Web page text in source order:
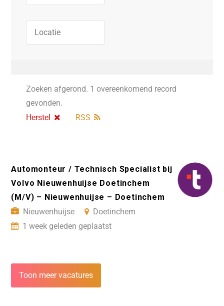
Zoeken afgerond. 1 overeenkomend record
gevonden.
Herstel
RSS
Automonteur / Technisch Specialist bij
Volvo Nieuwenhuijse Doetinchem
(M/V) – Nieuwenhuijse – Doetinchem
Nieuwenhuijse
Doetinchem
1 week geleden geplaatst
Toon meer vacatures